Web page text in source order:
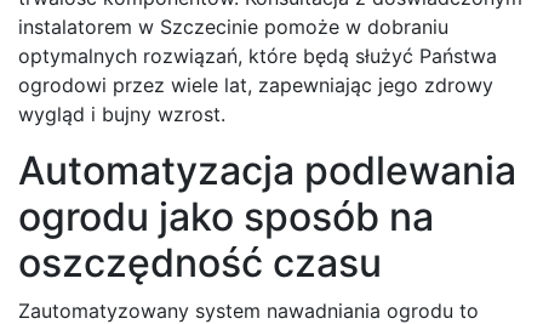
instalatorem w Szczecinie pomoże w dobraniu
optymalnych rozwiązań, które będą służyć Państwa
ogrodowi przez wiele lat, zapewniając jego zdrowy
wygląd i bujny wzrost.
Automatyzacja podlewania
ogrodu jako sposób na
oszczędność czasu
Zautomatyzowany system nawadniania ogrodu to